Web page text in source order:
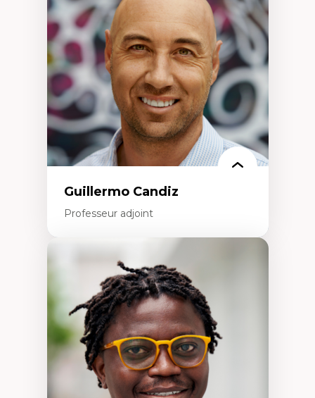
Reconnaissance et représentations des
communautés immigrantes dans l'espace
urbain
Design architectural et urbain
Patrimoine et patrimonialisation
Études postcoloniales et décolonisation des
savoirs
Guillermo Candiz
Professeur adjoint
Expertises
Trajectoires migratoires
Migrations forcées
Études des frontières; Enjeux géopolitiques
des migrations
Politiques migratoires
Réfugiés
Demandeurs d’asile
Migrations irrégulières
Migrations temporaires
Migration et changement climatique
Migration et développement